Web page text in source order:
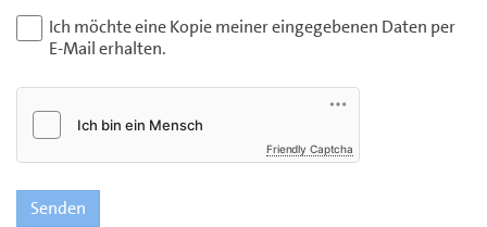
Ich möchte eine Kopie meiner eingegebenen Daten per
E-Mail erhalten.
Friendly Captcha
Senden